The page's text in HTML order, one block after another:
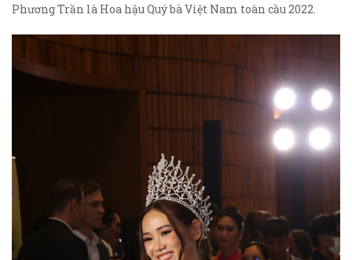
Phương Trần là Hoa hậu Quý bà Việt Nam toàn cầu 2022.